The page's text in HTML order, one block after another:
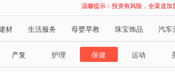
温馨提示：投资有风险，全渠道加
材 生活服务 母婴早教 珠宝饰品 汽车
产复 护理 保健 运动